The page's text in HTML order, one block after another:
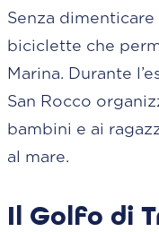
Senza
biciclette che
Marina. Durante
San Rocco
bambini e ai
al mare.
Il Golfo di